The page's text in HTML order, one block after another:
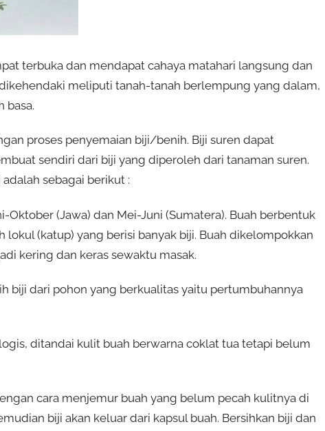
terbuka dan mendapat cahaya matahari langsung dan
meliputi tanah-tanah berlempung yang dalam,
basa.
proses penyemaian biji/benih. Biji suren dapat
sendiri dari biji yang diperoleh dari tanaman suren.
sebagai berikut :
(Jawa) dan Mei-Juni (Sumatera). Buah berbentuk
(katup) yang berisi banyak biji. Buah dikelompokkan
kering dan keras sewaktu masak.
biji dari pohon yang berkualitas yaitu pertumbuhannya
ditandai kulit buah berwarna coklat tua tetapi belum
cara menjemur buah yang belum pecah kulitnya di
biji akan keluar dari kapsul buah. Bersihkan biji dan